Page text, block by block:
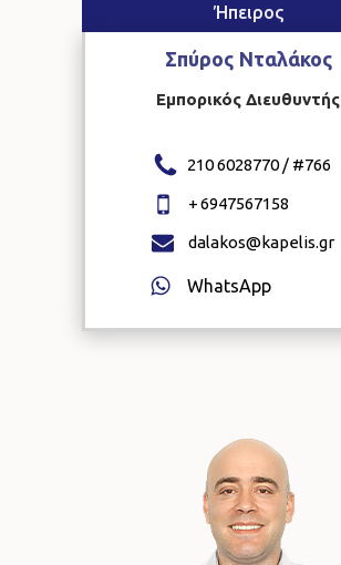
Ήπειρος
Σπύρος Νταλάκος
Εμπορικός Διευθυντής
210 6028770 / #766
+6947567158
dalakos@kapelis.gr
WhatsApp